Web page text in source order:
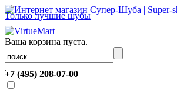
Только лучшие шубы
Ваша корзина пуста.
.
+7 (495) 208-07-00